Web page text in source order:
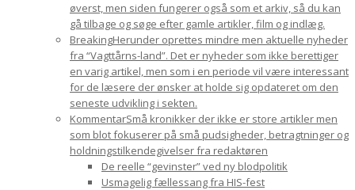
øverst, men siden fungerer også som et arkiv, så du kan
gå tilbage og søge efter gamle artikler, film og indlæg.
BreakingHerunder oprettes mindre men aktuelle nyheder
fra “Vagttårns-land”. Det er nyheder som ikke berettiger
en varig artikel, men som i en periode vil være interessant
for de læsere der ønsker at holde sig opdateret om den
seneste udvikling i sekten.
KommentarSmå kronikker der ikke er store artikler men
som blot fokuserer på små pudsigheder, betragtninger og
holdningstilkendegivelser fra redaktøren
De reelle “gevinster” ved ny blodpolitik
Usmagelig fællessang fra HIS-fest